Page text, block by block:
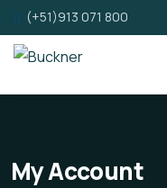
(+51)913 071 800
My Account